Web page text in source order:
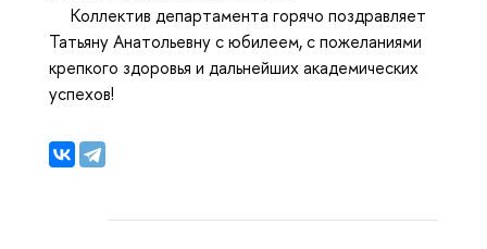
Коллектив департамента горячо поздравляет
Татьяну Анатольевну с юбилеем, с пожеланиями
крепкого здоровья и дальнейших академических
успехов!